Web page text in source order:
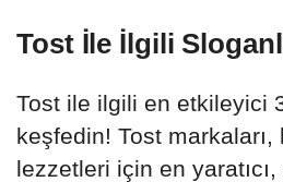
Tost İle İlgili
Tost ile ilgili en etkileyici
keşfedin! Tost
lezzetleri için en yaratıcı,